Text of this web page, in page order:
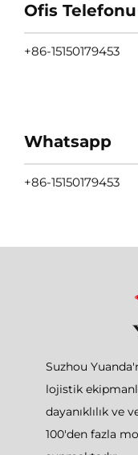
Ofis Telefonu
+86-15150179453
Whatsapp
+86-15150179453
Suzhou
lojistik
dayanıklılık ve
100'den fazla